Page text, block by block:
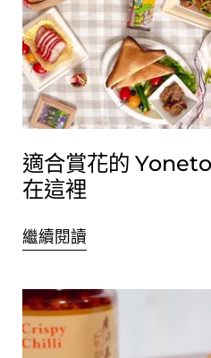
適合賞花的
在這裡
繼續閱讀